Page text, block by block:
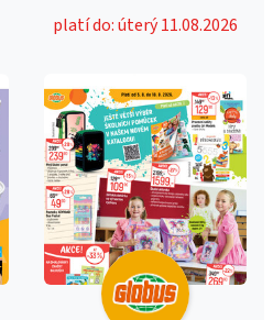
platí do: úterý 11.08.2026